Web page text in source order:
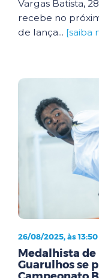
Vargas Batista,
recebe no
de lança... [saiba
26/08/2025, às 13:50
Medalhista de
Guarulhos se